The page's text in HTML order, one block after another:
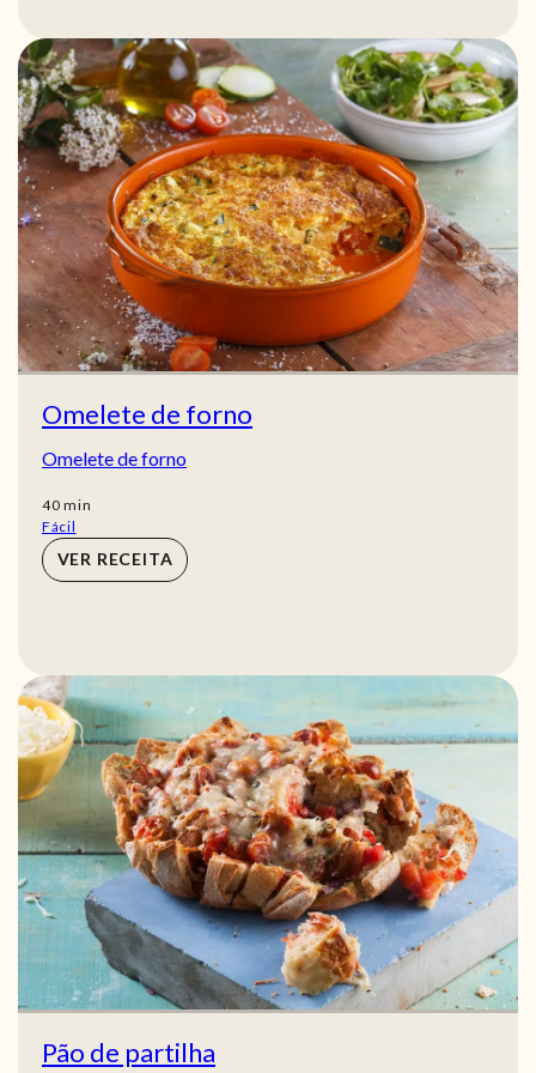
Omelete de forno
Omelete de forno
40min
min
Fácil
VER RECEITA
Pão de partilha